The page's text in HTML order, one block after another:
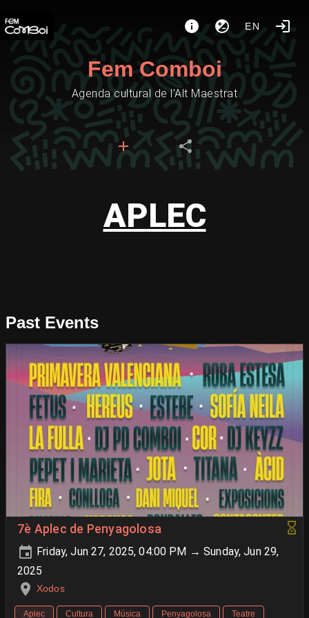
EN
Fem Comboi
Agenda cultural de l'Alt Maestrat
APLEC
Past Events
7è Aplec de Penyagolosa
Friday, Jun 27, 2025, 04:00 PM → Sunday, Jun 29,
2025
Xodos
Aplec Cultura Música Penyagolosa Teatre